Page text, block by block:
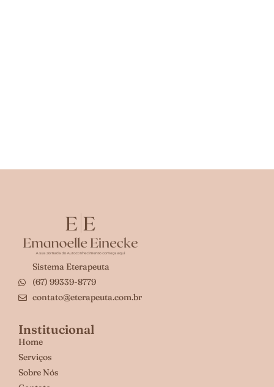
Sistema Eterapeuta
(67) 99339-8779
contato@eterapeuta.com.br
Institucional
Home
Serviços
Sobre Nós